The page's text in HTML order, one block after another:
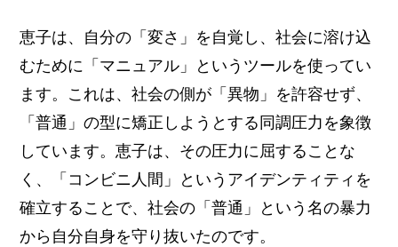
恵子は、自分の「変さ」を自覚し、社会に溶け込
むために「マニュアル」というツールを使ってい
ます。これは、社会の側が「異物」を許容せず、
「普通」の型に矯正しようとする同調圧力を象徴
しています。恵子は、その圧力に屈することな
く、「コンビニ人間」というアイデンティティを
確立することで、社会の「普通」という名の暴力
から自分自身を守り抜いたのです。